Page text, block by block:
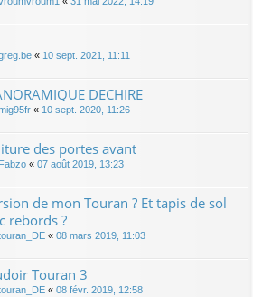
« 10 sept. 2021, 11:11
DECHIRE
« 10 sept. 2020, 11:26
des portes avant
Fabzo « 07 août 2019, 13:23
de mon Touran ? Et tapis de sol
rebords ?
« 08 mars 2019, 11:03
Touran 3
« 08 févr. 2019, 12:58